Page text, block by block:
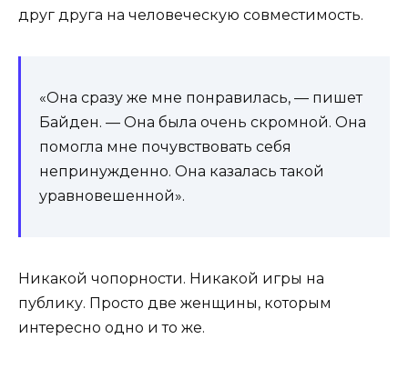
друг друга на человеческую совместимость.
«Она сразу же мне понравилась, — пишет
Байден. — Она была очень скромной. Она
помогла мне почувствовать себя
непринужденно. Она казалась такой
уравновешенной».
Никакой чопорности. Никакой игры на
публику. Просто две женщины, которым
интересно одно и то же.